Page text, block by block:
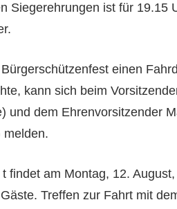
Siegerehrungen ist für 19.15
einen
kann sich beim
und dem Ehrenvorsitzender
melden.
findet am Montag, 12.
Treffen zur Fahrt mit